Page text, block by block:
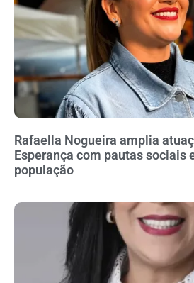
Rafaella Nogueira amplia
Esperança com pautas sociais
população